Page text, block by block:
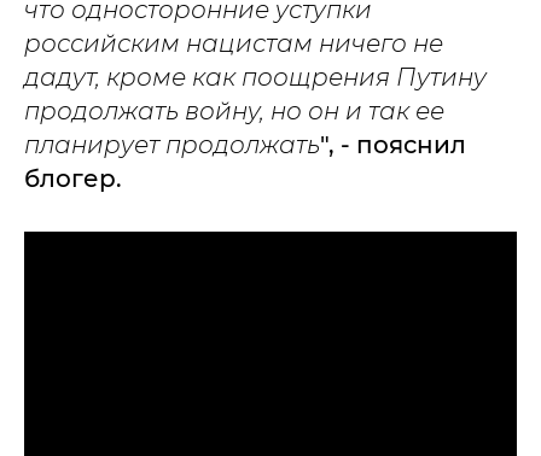
что односторонние уступки
российским нацистам ничего не
дадут, кроме как поощрения Путину
продолжать войну, но он и так ее
планирует продолжать", - пояснил
блогер.